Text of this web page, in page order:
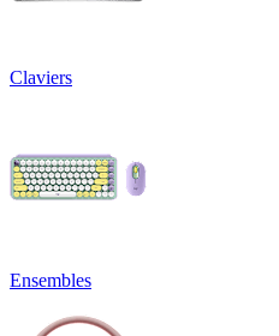
Claviers
Ensembles